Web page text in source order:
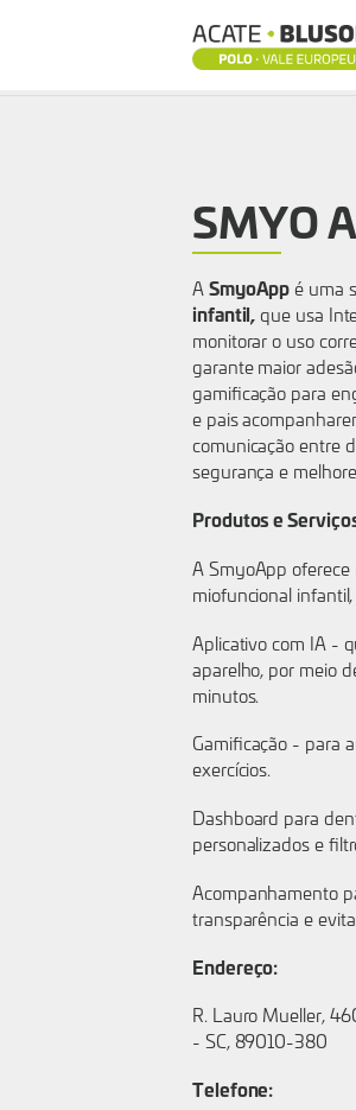
SMYO
A SmyoApp é uma
infantil, que usa
monitorar o uso
garante maior
gamificação para
e pais
comunicação entre
segurança e
Produtos e
A SmyoApp
miofuncional infantil,
Aplicativo com IA -
aparelho, por meio
minutos.
Gamificação - para
exercícios.
Dashboard para
personalizados e
Acompanhamento
transparência e
Endereço:
R. Lauro Mueller,
- SC, 89010-380
Telefone: